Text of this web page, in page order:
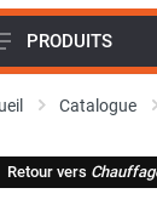
mobile
PRODUITS
Catalogue
Retour vers